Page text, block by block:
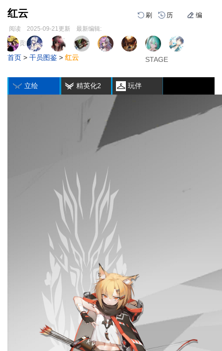
红云 刷 历 编
阅读 2025-09-21更新 最新编辑:
跳
到
导
跳
到
搜
页面贡献者 :
首页 > 干员图鉴 > 红云
立绘 精英化2 玩伴
1
STAGE
2
STAGE
3
STAGE